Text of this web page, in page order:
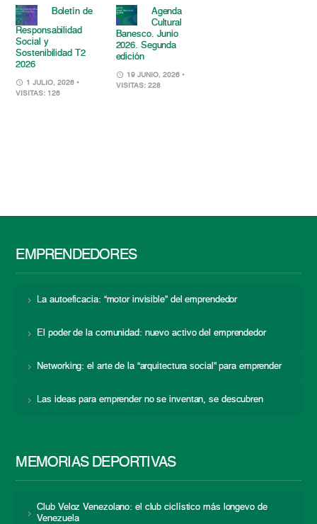
Boletín de
Responsabilidad
Social y
Sostenibilidad T2
2026
1 JULIO, 2026 •
VISITAS: 126
Agenda
Cultural
Banesco. Junio
2026. Segunda
edición
19 JUNIO, 2026 •
VISITAS: 228
EMPRENDEDORES
La autoeficacia: “motor invisible” del emprendedor
El poder de la comunidad: nuevo activo del emprendedor
Networking: el arte de la “arquitectura social” para emprender
Las ideas para emprender no se inventan, se descubren
MEMORIAS DEPORTIVAS
Club Veloz Venezolano: el club ciclístico más longevo de
Venezuela